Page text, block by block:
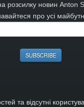
розсилку новин Anton
про усі
та відсутні